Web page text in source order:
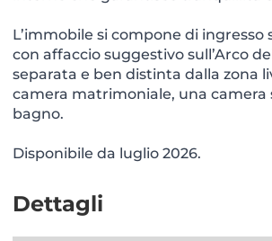
L’immobile si compone di ingresso
con affaccio suggestivo sull’Arco
separata e ben distinta dalla zona
camera matrimoniale, una camera
bagno.
Disponibile da luglio 2026.
Dettagli